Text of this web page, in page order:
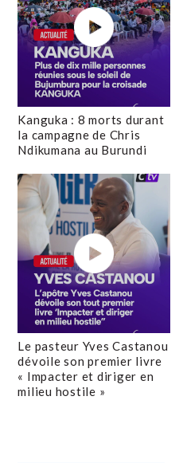
Kanguka : 8 morts durant
la campagne de Chris
Ndikumana au Burundi
Le pasteur Yves Castanou
dévoile son premier livre
« Impacter et diriger en
milieu hostile »